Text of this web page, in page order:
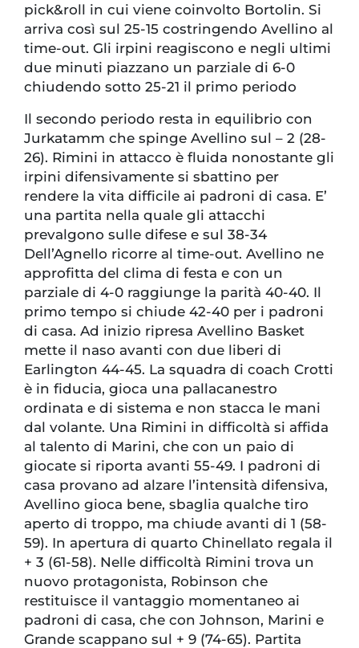
pick&roll in cui viene coinvolto Bortolin. Si
arriva così sul 25-15 costringendo Avellino al
time-out. Gli irpini reagiscono e negli ultimi
due minuti piazzano un parziale di 6-0
chiudendo sotto 25-21 il primo periodo
Il secondo periodo resta in equilibrio con
Jurkatamm che spinge Avellino sul – 2 (28-
26). Rimini in attacco è fluida nonostante gli
irpini difensivamente si sbattino per
rendere la vita difficile ai padroni di casa. E’
una partita nella quale gli attacchi
prevalgono sulle difese e sul 38-34
Dell’Agnello ricorre al time-out. Avellino ne
approfitta del clima di festa e con un
parziale di 4-0 raggiunge la parità 40-40. Il
primo tempo si chiude 42-40 per i padroni
di casa. Ad inizio ripresa Avellino Basket
mette il naso avanti con due liberi di
Earlington 44-45. La squadra di coach Crotti
è in fiducia, gioca una pallacanestro
ordinata e di sistema e non stacca le mani
dal volante. Una Rimini in difficoltà si affida
al talento di Marini, che con un paio di
giocate si riporta avanti 55-49. I padroni di
casa provano ad alzare l’intensità difensiva,
Avellino gioca bene, sbaglia qualche tiro
aperto di troppo, ma chiude avanti di 1 (58-
59). In apertura di quarto Chinellato regala il
+ 3 (61-58). Nelle difficoltà Rimini trova un
nuovo protagonista, Robinson che
restituisce il vantaggio momentaneo ai
padroni di casa, che con Johnson, Marini e
Grande scappano sul + 9 (74-65). Partita